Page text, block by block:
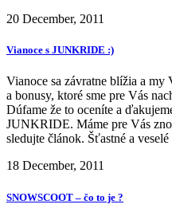
20 December, 2011
Vianoce s JUNKRIDE :)
Vianoce sa závratne blížia a
a bonusy, ktoré sme pre Vás
Dúfame že to oceníte a
JUNKRIDE. Máme pre Vás
sledujte článok. Šťastné a veselé
18 December, 2011
SNOWSCOOT – čo to je ?